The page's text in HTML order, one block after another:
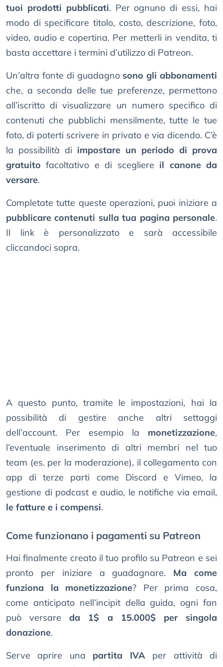
tuoi prodotti pubblicati. Per ognuno di essi, hai
modo di specificare titolo, costo, descrizione, foto,
video, audio e copertina. Per metterli in vendita, ti
basta accettare i termini d’utilizzo di Patreon.
Un’altra fonte di guadagno sono gli abbonamenti
che, a seconda delle tue preferenze, permettono
all’iscritto di visualizzare un numero specifico di
contenuti che pubblichi mensilmente, tutte le tue
foto, di poterti scrivere in privato e via dicendo. C’è
la possibilità di impostare un periodo di prova
gratuito facoltativo e di scegliere il canone da
versare.
Completate tutte queste operazioni, puoi iniziare a
pubblicare contenuti sulla tua pagina personale.
Il link è personalizzato e sarà accessibile
cliccandoci sopra.
A questo punto, tramite le impostazioni, hai la
possibilità di gestire anche altri settaggi
dell’account. Per esempio la monetizzazione,
l’eventuale inserimento di altri membri nel tuo
team (es. per la moderazione), il collegamento con
app di terze parti come Discord e Vimeo, la
gestione di podcast e audio, le notifiche via email,
le fatture e i compensi.
Come funzionano i pagamenti su Patreon
Hai finalmente creato il tuo profilo su Patreon e sei
pronto per iniziare a guadagnare. Ma come
funziona la monetizzazione? Per prima cosa,
come anticipato nell’incipit della guida, ogni fan
può versareda 1$ a 15.000$ per singola
donazione.
Serve aprire una partita IVAper attività di